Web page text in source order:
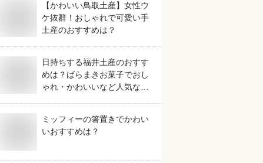
【かわいい鳥取土産】女性ウ
ケ抜群！おしゃれで可愛い手
土産のおすすめは？
日持ちする福井土産のおすす
めは？ばらまきお菓子でおし
ゃれ・かわいいなど人気なも
ミッフィーの箸置きでかわい
いおすすめは？